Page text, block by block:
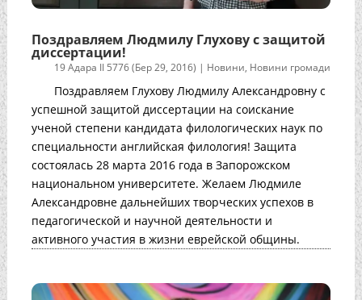
Поздравляем Людмилу Глухову с защитой
диссертации!
19 Адара II 5776 (Бер 29, 2016) | Новини, Новини громади
Поздравляем Глухову Людмилу Александровну с
успешной защитой диссертации на соискание
ученой степени кандидата филологических наук по
специальности английская филология! Защита
состоялась 28 марта 2016 года в Запорожском
национальном университете. Желаем Людмиле
Александровне дальнейших творческих успехов в
педагогической и научной деятельности и
активного участия в жизни еврейской общины.